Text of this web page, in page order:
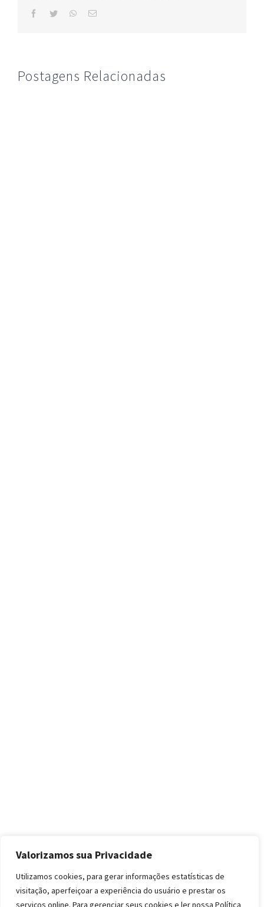
Valorizamos sua Privacidade
Utilizamos cookies, para gerar informações estatísticas de
visitação, aperfeiçoar a experiência do usuário e prestar os
serviços online. Para gerenciar seus cookies e ler nossa Política
facebooktwitterwhatsapp
Postagens Relacionadas